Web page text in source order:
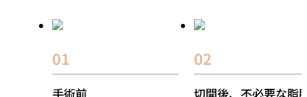
01
手術前
02
切開後、不必要な脂